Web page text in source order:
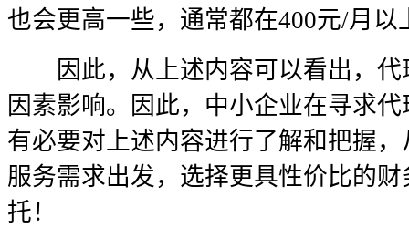
也会更高一些，通常都在400元/月以
因此，从上述内容可以看出，代
因素影响。因此，中小企业在寻求
有必要对上述内容进行了解和把握
服务需求出发，选择更具性价比的
托！